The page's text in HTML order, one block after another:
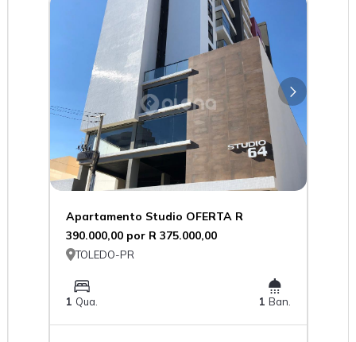
Apartamento Studio OFERTA R
390.000,00 por R 375.000,00
TOLEDO-PR
1 Qua. 1Ban.